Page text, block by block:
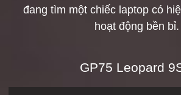
đang tìm một chiếc laptop có
hoạt động bền bỉ.
GP75 Leopard